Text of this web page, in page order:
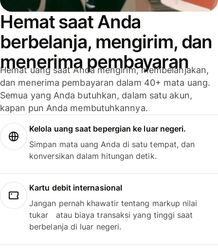
Hemat saat Anda
berbelanja, mengirim, dan
menerima pembayaran
Hemat uang saat Anda mengirim, membelanjakan,
dan menerima pembayaran dalam 40+ mata uang.
Semua yang Anda butuhkan, dalam satu akun,
kapan pun Anda membutuhkannya.
Kelola uang saat bepergian ke luar negeri.
Simpan mata uang Anda di satu tempat, dan
konversikan dalam hitungan detik.
Kartu debit internasional
Jangan pernah khawatir tentang markup nilai
tukar atau biaya transaksi yang tinggi saat
berbelanja di luar negeri.